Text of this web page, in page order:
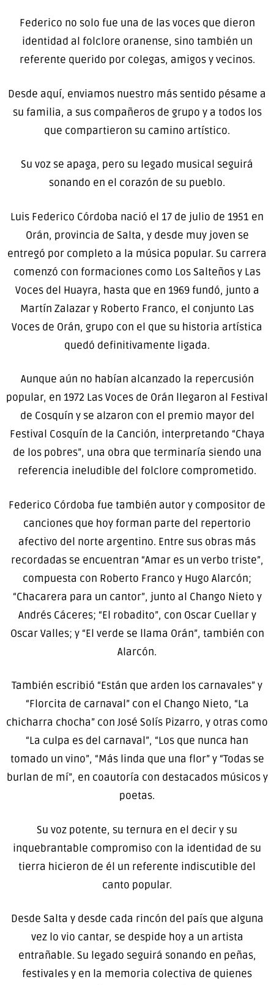
Federico no solo fue una de las voces que dieron
identidad al folclore oranense, sino también un
referente querido por colegas, amigos y vecinos.
Desde aquí, enviamos nuestro más sentido pésame a
su familia, a sus compañeros de grupo y a todos los
que compartieron su camino artístico.
Su voz se apaga, pero su legado musical seguirá
sonando en el corazón de su pueblo.
Luis Federico Córdoba nació el 17 de julio de 1951 en
Orán, provincia de Salta, y desde muy joven se
entregó por completo a la música popular. Su carrera
comenzó con formaciones como Los Salteños y Las
Voces del Huayra, hasta que en 1969 fundó, junto a
Martín Zalazar y Roberto Franco, el conjunto Las
Voces de Orán, grupo con el que su historia artística
quedó definitivamente ligada.
Aunque aún no habían alcanzado la repercusión
popular, en 1972 Las Voces de Orán llegaron al Festival
de Cosquín y se alzaron con el premio mayor del
Festival Cosquín de la Canción, interpretando “Chaya
de los pobres”, una obra que terminaría siendo una
referencia ineludible del folclore comprometido.
Federico Córdoba fue también autor y compositor de
canciones que hoy forman parte del repertorio
afectivo del norte argentino. Entre sus obras más
recordadas se encuentran “Amar es un verbo triste”,
compuesta con Roberto Franco y Hugo Alarcón;
“Chacarera para un cantor”, junto al Chango Nieto y
Andrés Cáceres; “El robadito”, con Oscar Cuellar y
Oscar Valles; y “El verde se llama Orán”, también con
Alarcón.
También escribió “Están que arden los carnavales” y
“Florcita de carnaval” con el Chango Nieto, “La
chicharra chocha” con José Solís Pizarro, y otras como
“La culpa es del carnaval”, “Los que nunca han
tomado un vino”, “Más linda que una flor” y “Todas se
burlan de mí”, en coautoría con destacados músicos y
poetas.
Su voz potente, su ternura en el decir y su
inquebrantable compromiso con la identidad de su
tierra hicieron de él un referente indiscutible del
canto popular.
Desde Salta y desde cada rincón del país que alguna
vez lo vio cantar, se despide hoy a un artista
entrañable. Su legado seguirá sonando en peñas,
festivales y en la memoria colectiva de quienes